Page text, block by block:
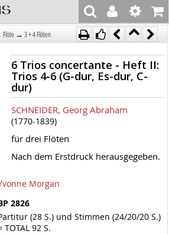
Flöte → 3 + 4 Flöten
6 Trios concertante - Heft II:
Trios 4-6 (G-dur, Es-dur, C-
dur)
SCHNEIDER, Georg Abraham
(1770-1839)
für drei Flöten
Nach dem Erstdruck herausgegeben.
Morgan
2826
(28 S.) und Stimmen (24/20/20 S.)
TOTAL 92 S.